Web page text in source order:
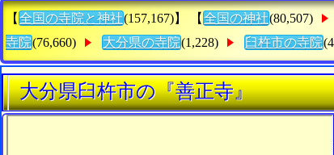
【 全国の寺院と神社(157,167)】 【 全国の神社(80,507)
寺院(76,660) 大分県の寺院(1,228) 臼杵市の寺院
大分県臼杵市の『善正寺』